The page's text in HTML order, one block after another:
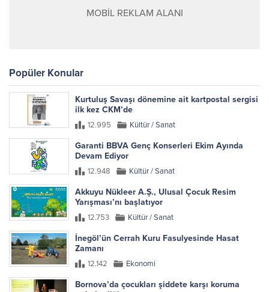
MOBİL REKLAM ALANI
Popüler Konular
Kurtuluş Savaşı dönemine ait kartpostal sergisi
ilk kez CKM’de
12.995 Kültür / Sanat
Garanti BBVA Genç Konserleri Ekim Ayında
Devam Ediyor
12.948 Kültür / Sanat
Akkuyu Nükleer A.Ş., Ulusal Çocuk Resim
Yarışması’nı başlatıyor
12.753 Kültür / Sanat
İnegöl’ün Cerrah Kuru Fasulyesinde Hasat
Zamanı
12.142 Ekonomi
Bornova’da çocukları şiddete karşı koruma